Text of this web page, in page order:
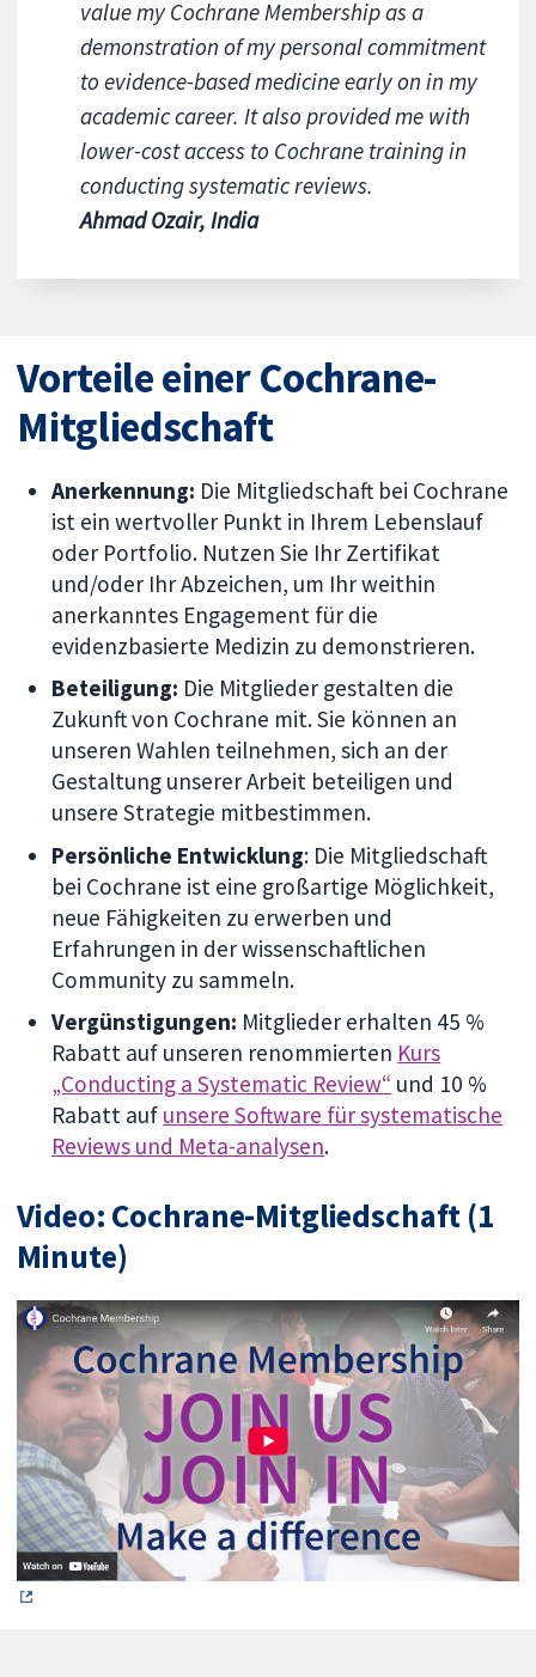
value my Cochrane Membership as a
demonstration of my personal commitment
to evidence-based medicine early on in my
academic career. It also provided me with
lower-cost access to Cochrane training in
conducting systematic reviews.
Ahmad Ozair, India
Vorteile einer Cochrane-
Mitgliedschaft
Anerkennung: Die Mitgliedschaft bei Cochrane
ist ein wertvoller Punkt in Ihrem Lebenslauf
oder Portfolio. Nutzen Sie Ihr Zertifikat
und/oder Ihr Abzeichen, um Ihr weithin
anerkanntes Engagement für die
evidenzbasierte Medizin zu demonstrieren.
Beteiligung: Die Mitglieder gestalten die
Zukunft von Cochrane mit. Sie können an
unseren Wahlen teilnehmen, sich an der
Gestaltung unserer Arbeit beteiligen und
unsere Strategie mitbestimmen.
Persönliche Entwicklung: Die Mitgliedschaft
bei Cochrane ist eine großartige Möglichkeit,
neue Fähigkeiten zu erwerben und
Erfahrungen in der wissenschaftlichen
Community zu sammeln.
Vergünstigungen: Mitglieder erhalten 45 %
Rabatt auf unseren renommierten Kurs
„Conducting a Systematic Review“ und 10 %
Rabatt auf unsere Software für systematische
Reviews und Meta-analysen.
Video: Cochrane-Mitgliedschaft (1
Minute)